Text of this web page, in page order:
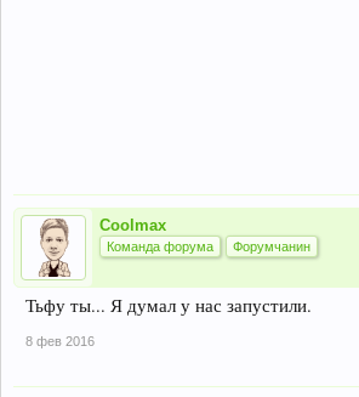
Coolmax
Команда форума Форумчанин
Тьфу ты... Я думал у нас запустили.
8 фев 2016